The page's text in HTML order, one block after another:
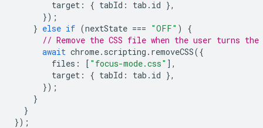
target : { tabId : tab . id },
});
} else if (nextState === "OFF" )
{
// Remove the CSS file when the user turns
await chrome. scripting . removeCSS({
files : [ "focus-mode.css" ],
target : { tabId : tab . id },
});
}
}
});